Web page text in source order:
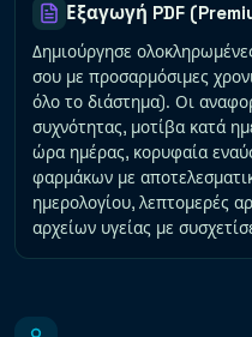
Εξαγωγή PDF
Δημιούργησε
σου με προσαρμόσιμες
όλο το διάστημα). Οι
συχνότητας, μοτίβα κατά
ώρα ημέρας, κορυφαία
φαρμάκων με
ημερολογίου, λεπτομερές
αρχείων υγείας με